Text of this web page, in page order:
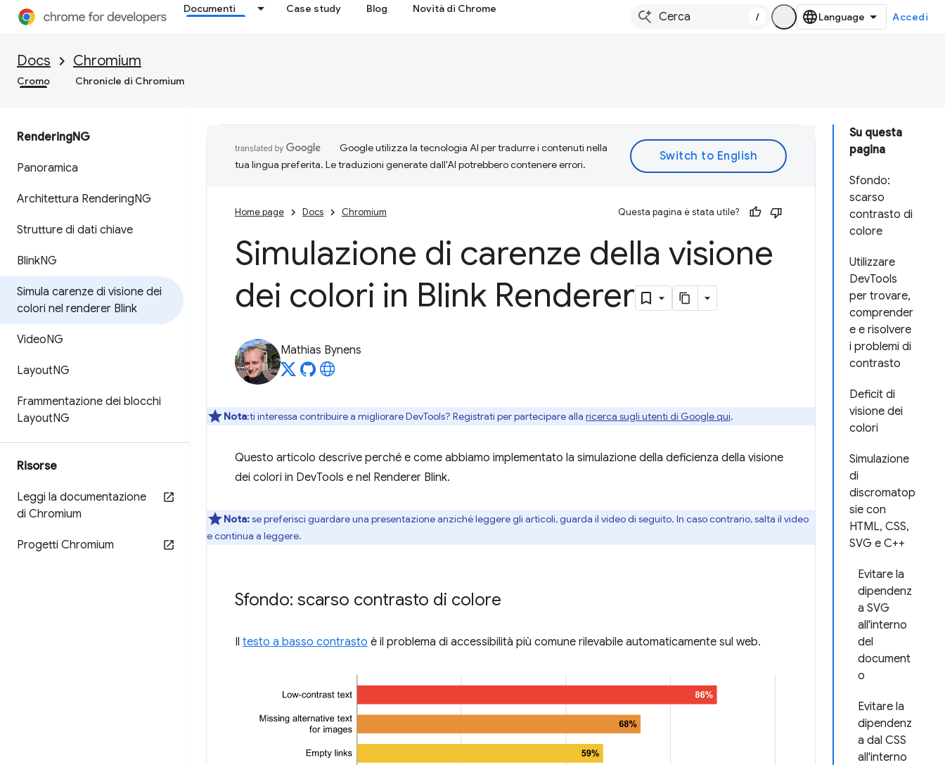
Documenti Case study Blog Novità di Chrome
/ Accedi
Docs Chromium
Cromo Chronicle di Chromium
RenderingNG
Panoramica
Architettura RenderingNG
Strutture di dati chiave
BlinkNG
Simula carenze di visione dei
colori nel renderer Blink
VideoNG
LayoutNG
Frammentazione dei blocchi
LayoutNG
Risorse
Leggi la documentazione
di Chromium
Progetti Chromium
Su questa
pagina
Sfondo:
scarso
contrasto di
colore
Utilizzare
DevTools
per trovare,
comprender
e e risolvere
i problemi di
contrasto
Deficit di
visione dei
colori
Simulazione
di
discromatop
sie con
HTML, CSS,
SVG e C++
Evitare la
dipendenz
a SVG
all'interno
del
document
o
Evitare la
dipendenz
a dal CSS
all'interno
Google utilizza la tecnologia AI per tradurre i contenuti nella
tua lingua preferita. Le traduzioni generate dall'AI potrebbero contenere errori.
Home page Docs Chromium Questa pagina è stata utile?
Simulazione di carenze della visione
dei colori in Blink Renderer
Mathias Bynens
Nota:ti interessa contribuire a migliorare DevTools? Registrati per partecipare alla ricerca sugli utenti di Google qui.
Questo articolo descrive perché e come abbiamo implementato la simulazione della deficienza della visione
dei colori in DevTools e nel Renderer Blink.
Nota:se preferisci guardare una presentazione anziché leggere gli articoli, guarda il video di seguito. In caso contrario, salta il video
e continua a leggere.
Sfondo: scarso contrasto di colore
Il testo a basso contrasto è il problema di accessibilità più comune rilevabile automaticamente sul web.